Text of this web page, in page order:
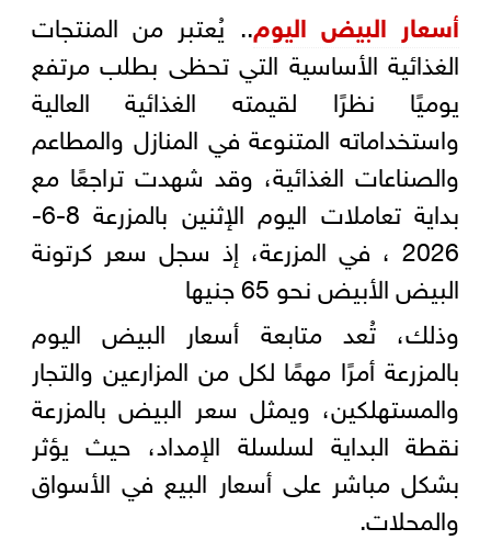
أسعار البيض اليوم.. يُعتبر من المنتجات
الغذائية الأساسية التي تحظى بطلب مرتفع
يوميًا نظرًا لقيمته الغذائية العالية
واستخداماته المتنوعة في المنازل والمطاعم
والصناعات الغذائية، وقد شهدت تراجعًا مع
بداية تعاملات اليوم الإثنين بالمزرعة 8-6-
2026 ، في المزرعة، إذ سجل سعر كرتونة
البيض الأبيض نحو 65 جنيها
وذلك، تُعد متابعة أسعار البيض اليوم
بالمزرعة أمرًا مهمًا لكل من المزارعين والتجار
والمستهلكين، ويمثل سعر البيض بالمزرعة
نقطة البداية لسلسلة الإمداد، حيث يؤثر
بشكل مباشر على أسعار البيع في الأسواق
والمحلات.